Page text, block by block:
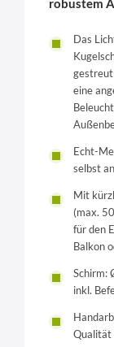
robustem
Das
eine
Echt-
selbst
Mit
(max.
für den
Balkon
Schirm:
inkl.
Qualität